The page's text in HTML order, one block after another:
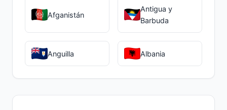
Afganistán
Antigua y
Barbuda
Anguilla Albania